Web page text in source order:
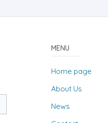
MENU
Home page
About Us
News